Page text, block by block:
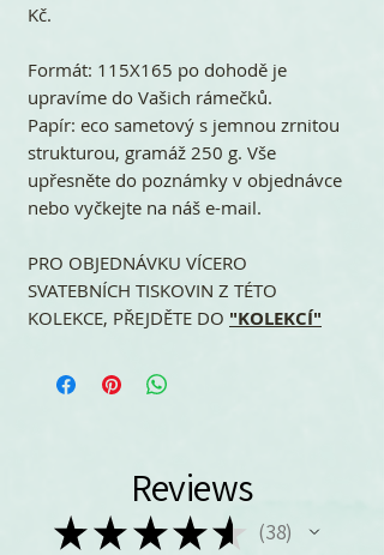
Kč.
Formát: 115X165 po dohodě je
upravíme do Vašich rámečků.
Papír: eco sametový s jemnou zrnitou
strukturou, gramáž 250 g. Vše
upřesněte do poznámky v objednávce
nebo vyčkejte na náš e-mail.
PRO OBJEDNÁVKU VÍCERO
SVATEBNÍCH TISKOVIN Z TÉTO
KOLEKCE, PŘEJDĚTE DO "KOLEKCÍ"
Reviews
★ ★★★★ 38
38